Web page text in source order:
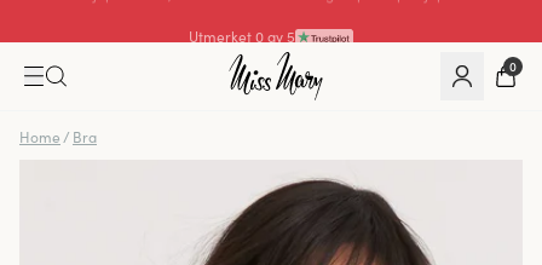
0
Home / Bra